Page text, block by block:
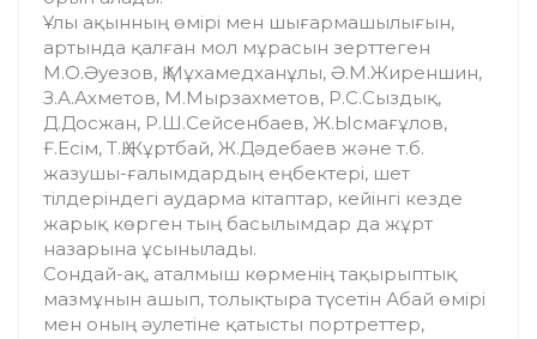
Ұлы ақынның өмірі мен шығарма­шылы­ғын,
артында қалған мол мұрасын зерттеген
М.О.Әуезов, Қ.Мұхамедханұлы, Ә.М.Жирен­шин,
З.А.Ахметов, М.Мырзахметов, Р.С.Сыздық,
Д.Досжан, Р.Ш.Сейсенбаев, Ж.Ыс­мағұлов,
Ғ.Есім, Т.Қ.Жұртбай, Ж.Дә­де­баев және т.б.
жазушы-ғалымдар­дың ең­бек­тері, шет
тілдеріндегі аударма кітаптар, кейін­гі кезде
жарық көрген тың басылымдар да жұрт
назарына ұсынылады.
Сондай-ақ, аталмыш көрменің тақы­рып­тық
мазмұнын ашып, толықтыра түсетін Абай өмірі
мен оның әулетіне қатысты порт­рет­­тер,